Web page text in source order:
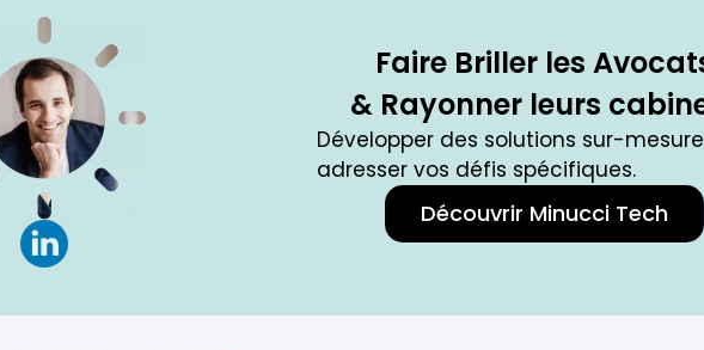
Faire Briller les
& Rayonner leurs
Développer des solutions sur-
adresser vos défis spécifiques.
Découvrir Minucci Tech